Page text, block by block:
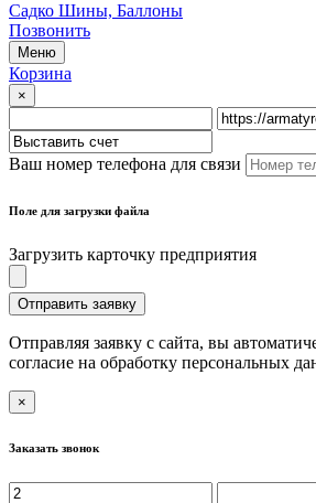
Садко Шины, Баллоны
Позвонить
Меню
Корзина
×
Ваш номер телефона для связи
Поле для загрузки файла
Загрузить карточку предприятия
Отправить заявку
Отправляя заявку с сайта, вы
согласие на обработку персональных
×
Заказать звонок